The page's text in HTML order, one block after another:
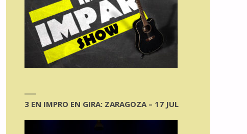
3 EN IMPRO EN GIRA: ZARAGOZA – 17 JUL